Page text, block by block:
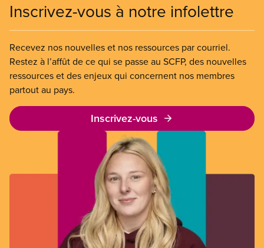
Inscrivez-vous à notre infolettre
Recevez nos nouvelles et nos ressources par courriel.
Restez à l’affût de ce qui se passe au SCFP, des nouvelles
ressources et des enjeux qui concernent nos membres
partout au pays.
Inscrivez-vous